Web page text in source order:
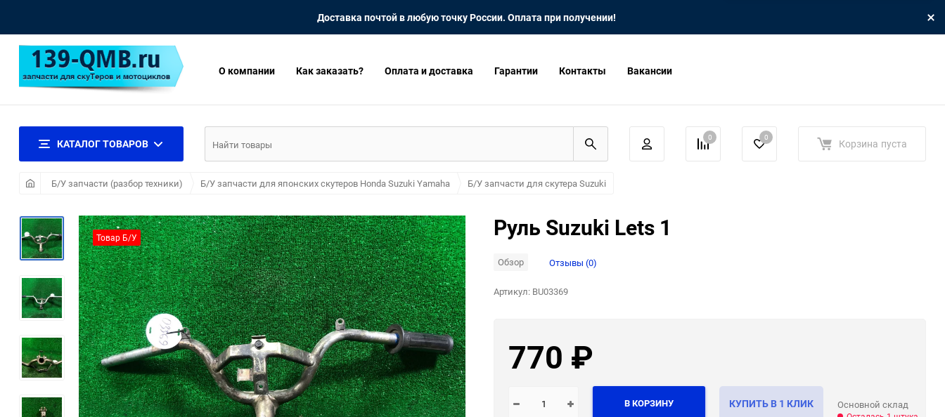
Доставка почтой в любую точку России. Оплата при получении!
О компании Как заказать? Оплата и доставка Гарантии Контакты Вакансии
КАТАЛОГ ТОВАРОВ 0 0 Корзина пуста
Б/У запчасти (разбор техники) Б/У запчасти для японских скутеров Honda Suzuki Yamaha Б/У запчасти для скутера Suzuki
Товар Б/У Руль Suzuki Lets 1
Обзор Отзывы (0)
Артикул: BU03369
770 ₽
В КОРЗИНУ КУПИТЬ В 1 КЛИК Основной склад